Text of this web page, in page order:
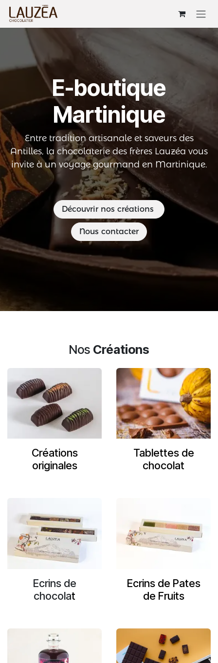
Se rendre au contenu
E-boutique
Martinique
Entre tradition artisanale et saveurs des
Antilles, la chocolaterie des frères Lauzéa vous
invite à un voyage gourmand en Martinique.
Découvrir nos créations
Nous contacter
Nos Créations
Créations
originales
Tablettes de
chocolat
Ecrins de
chocolat
Ecrins de Pates
de Fruits